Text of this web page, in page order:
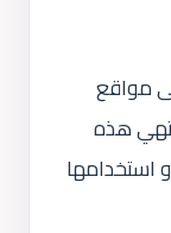
مواقع
هذه
استخدامها